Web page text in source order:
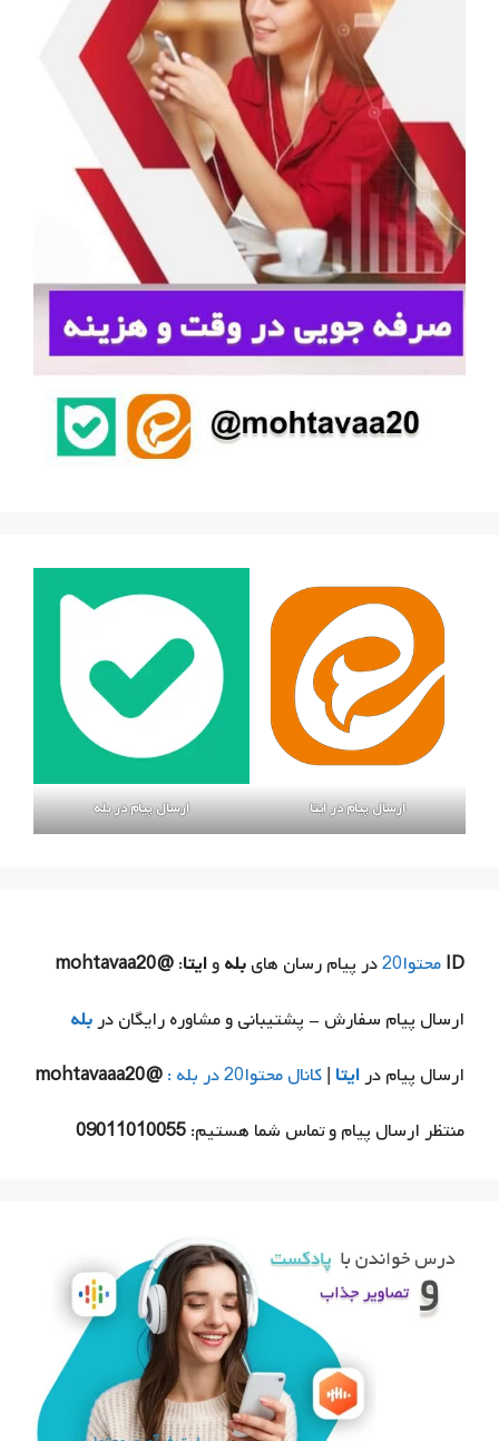
ارسال پیام در ایتا ارسال پیام در بله
IDمحتوا20 در پیام رسان هایبلهوایتا:
@mohtavaa20
ارسال پیام سفارش - پشتیبانی و مشاوره رایگان دربله
ارسال پیام درایتا |کانال محتوا20 در بله :
@mohtavaaa20
منتظر ارسال پیام و تماس شما هستیم:09011010055